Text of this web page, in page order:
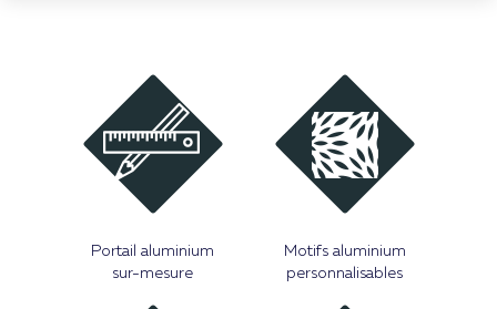
Portail aluminium
sur-mesure
Motifs aluminium
personnalisables